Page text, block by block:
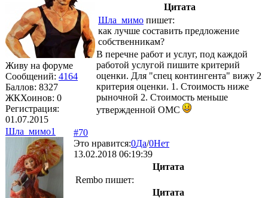
Живу на форуме
Сообщений: 4164
Баллов: 8327
ЖКХоинов: 0
Регистрация:
01.07.2015
Цитата
Шла_мимо пишет:
как лучше составить предложение
собственникам?
В перечне работ и услуг, под каждой
работой услугой пишите критерий
оценки. Для "спец контингента" вижу 2
критерия оценки. 1. Стоимость ниже
рыночной 2. Стоимость меньше
утвержденной ОМС
Шла_мимо1
#70
Это нравится:0Да/0Нет
13.02.2018 06:19:39
Цитата
Rembo пишет:
Цитата